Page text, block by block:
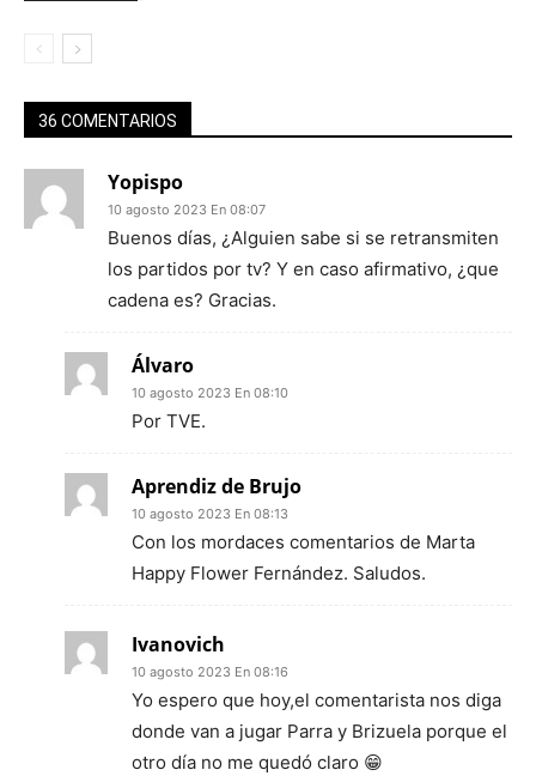
36 COMENTARIOS
Yopispo
10 agosto 2023 En 08:07
Buenos días, ¿Alguien sabe si se retransmiten
los partidos por tv? Y en caso afirmativo, ¿que
cadena es? Gracias.
Álvaro
10 agosto 2023 En 08:10
Por TVE.
Aprendiz de Brujo
10 agosto 2023 En 08:13
Con los mordaces comentarios de Marta
Happy Flower Fernández. Saludos.
Ivanovich
10 agosto 2023 En 08:16
Yo espero que hoy,el comentarista nos diga
donde van a jugar Parra y Brizuela porque el
otro día no me quedó claro 😁